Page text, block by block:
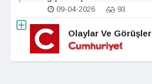
09-04-2026 93
Olaylar Ve Görüşler